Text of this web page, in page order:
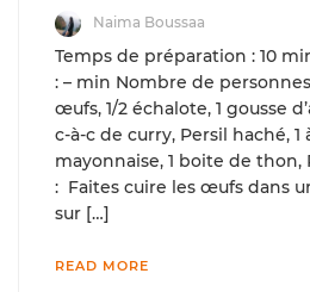
Naima Boussaa
Temps de préparation : 10
: – min Nombre de
œufs, 1/2 échalote, 1 gousse
c-à-c de curry, Persil haché, 1
mayonnaise, 1 boite de
: Faites cuire les œufs dans
sur […]
READ MORE